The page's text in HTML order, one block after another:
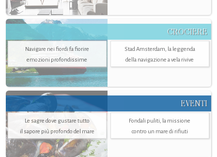
CROCIERE
Navigare nei fiordi fa fiorire
emozioni profondissime
Stad Amsterdam, la leggenda
della navigazione a vela rivive
EVENTI
Le sagre dove gustare tutto
il sapore più profondo del mare
Fondali puliti, la missione
contro un mare di rifiuti